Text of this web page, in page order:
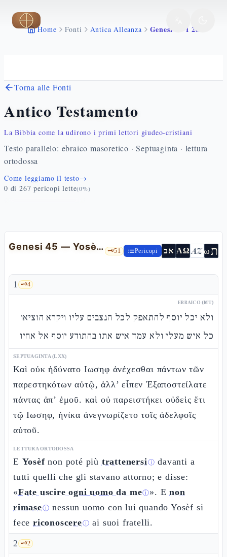
Vai al contenuto principale
Home Fonti Antica Alleanza Genesi 45 1 28
Torna alle Fonti
Antico Testamento
La Bibbia come la udirono i primi lettori giudeo-cristiani
Testo parallelo: ebraico masoretico · Septuaginta · lettura
ortodossa
Come leggiamo il testo→
0 di 267 pericopi lette(0%)
Genesi 45 — Yosèf si rivela: il pianto che spezza il segreto 🗝️51 Pericopi אב ΑΩ AZωת
1 🗝️4
EBRAICO (MT)
ולא יכל יוסף להתאפק לכל הנצבים עליו ויקרא הוציאו
כל איש מעלי ולא עמד איש אתו בהתודע יוסף אל אחיו
SEPTUAGINTA (LXX)
Καὶ οὐκ ἠδύνατο Ιωσηφ ἀνέχεσθαι πάντων τῶν
παρεστηκότων αὐτῷ, ἀλλ’ εἶπεν Ἐξαποστείλατε
πάντας ἀπ’ ἐμοῦ. καὶ οὐ παρειστήκει οὐδεὶς ἔτι
τῷ Ιωσηφ, ἡνίκα ἀνεγνωρίζετο τοῖς ἀδελφοῖς
αὐτοῦ.
LETTURA ORTODOSSA
E Yosèfnon poté più trattenersiⓘ davanti a
tutti quelli che gli stavano attorno; e disse:
«Fate uscire ogni uomo da meⓘ». Enon
rimaseⓘ nessun uomo con lui quando Yosèf si
fece riconoscereⓘ ai suoi fratelli.
2 🗝️2